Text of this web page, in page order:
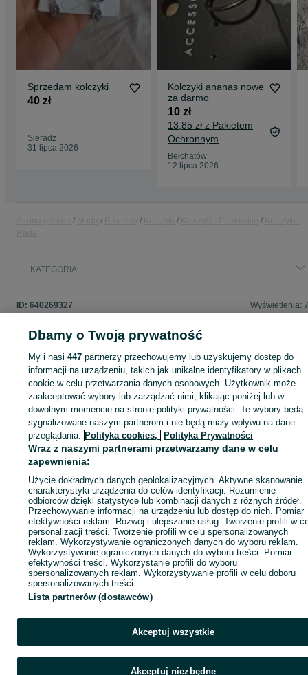
Sprzedam kolczyki
40 zł
Sieradz
31 lipca 2026
Kolczyki ananas nowe
za darmo
10 zł
13,85 zł z Pakietem
Ochronnym
Bełchatów
12 lipca 2026
KATEGORIA
ID: 640269327 Wyświetlenia:
Zaloguj się lub załóż konto na OLX, aby skontaktować się z
sprzedającym
Zaloguj się / Załóż konto
Wyślij wiadomość
Dbamy o Twoją prywatność
My i nasi447 partnerzy przechowujemy lub uzyskujemy dostęp do
informacji na urządzeniu, takich jak unikalne identyfikatory w plikach
cookie w celu przetwarzania danych osobowych. Użytkownik może
zaakceptować wybory lub zarządzać nimi, klikając poniżej lub w
dowolnym momencie na stronie polityki prywatności. Te wybory będą
sygnalizowane naszym partnerom i nie będą miały wpływu na dane
przeglądania. Polityka cookies, Polityka Prywatności
Wraz z naszymi partnerami przetwarzamy dane w celu
zapewnienia:
Użycie dokładnych danych geolokalizacyjnych. Aktywne skanowanie
charakterystyki urządzenia do celów identyfikacji. Rozumienie
odbiorców dzięki statystyce lub kombinacji danych z różnych źródeł.
Przechowywanie informacji na urządzeniu lub dostęp do nich. Pomiar
efektywności reklam. Rozwój i ulepszanie usług. Tworzenie profili w
personalizacji treści. Tworzenie profili w celu spersonalizowanych
reklam. Wykorzystywanie ograniczonych danych do wyboru reklam.
Wykorzystywanie ograniczonych danych do wyboru treści. Pomiar
efektywności treści. Wykorzystanie profili do wyboru
spersonalizowanych reklam. Wykorzystywanie profili w celu doboru
spersonalizowanych treści.
Lista partnerów (dostawców)
Akceptuj wszystkie
Akceptuj niezbędne